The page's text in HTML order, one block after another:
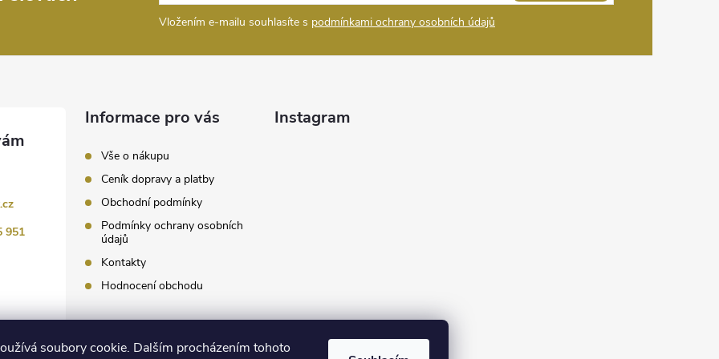
soubory cookie. Dalším procházením tohoto
Vložením e-mailu souhlasíte s podmínkami ochrany osobních údajů
951
Informace pro vás
Vše o nákupu
Ceník dopravy a platby
Obchodní podmínky
Podmínky ochrany osobních
údajů
Kontakty
Hodnocení obchodu
Instagram
Sledovat na Instagramu